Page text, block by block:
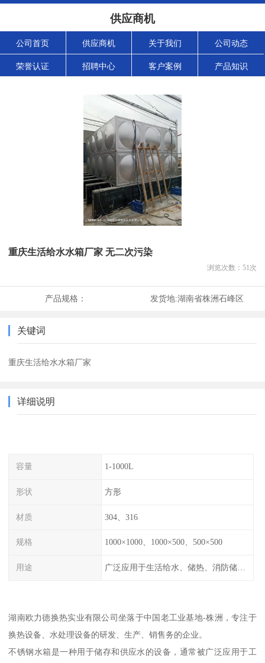
供应商机
公司首页 供应商机 关于我们 公司动态
荣誉认证 招聘中心 客户案例 产品知识
重庆生活给水水箱厂家 无二次污染
浏览次数： 51次
产品规格： 发货地:湖南省株洲石峰区
关键词
重庆生活给水水箱厂家
详细说明
容量 1-1000L
形状 方形
材质 304、316
规格 1000×1000、1000×500、500×500
用途 广泛应用于生活给水、储热、消防储水、工业储水、膨胀水箱等系统。
湖南欧力德换热实业有限公司坐落于中国老工业基地-株洲，专注于
换热设备、水处理设备的研发、生产、销售务的企业。
不锈钢水箱是一种用于储存和供应水的设备，通常被广泛应用于工